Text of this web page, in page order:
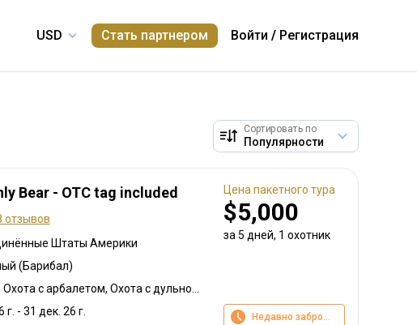
Стать партнером Войти / Регистрация
Сортировать по
Bear - OTC tag included
отзывов
Штаты Америки
(Барибал)
г. - 31 дек. 26 г.
Цена пакетного тура
$5,000
за 5 дней, 1 охотник
Недавно забронировано